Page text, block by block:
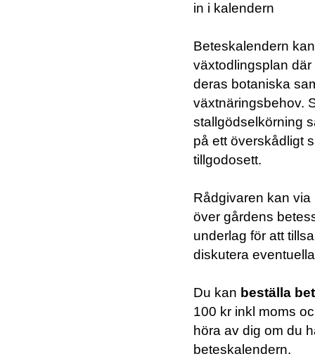
in i kalendern
Beteskalendern
växtodlingsplan
deras botaniska
växtnäringsbehov.
stallgödselkörning
på ett överskådligt
tillgodosett.
Rådgivaren kan
över gårdens
underlag för att
diskutera
Du kan beställa
100 kr inkl moms
höra av dig om du
beteskalendern.